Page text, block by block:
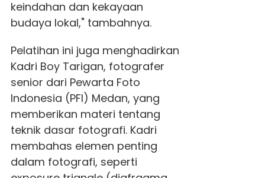
keindahan dan kekayaan
budaya lokal," tambahnya.
Pelatihan ini juga menghadirkan
Kadri Boy Tarigan, fotografer
senior dari Pewarta Foto
Indonesia (PFI) Medan, yang
memberikan materi tentang
teknik dasar fotografi. Kadri
membahas elemen penting
dalam fotografi, seperti